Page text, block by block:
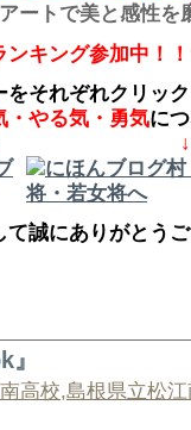
ートで美と感性を
キング参加中
それぞれクリッ
・やる気・勇気に
↓
て誠にありがと
高校,島根県立松